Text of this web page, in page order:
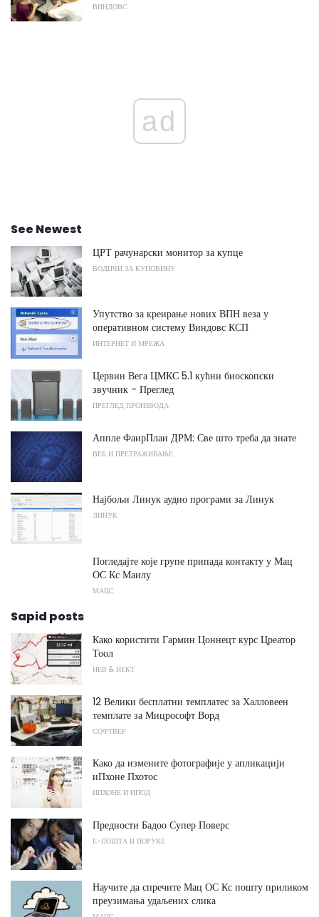
ВИНДОВС
ad
See Newest
ЦРТ рачунарски монитор за купце
ВОДИЧИ ЗА КУПОВИНУ
Упутство за креирање нових ВПН веза у
оперативном систему Виндовс КСП
ИНТЕРНЕТ И МРЕЖА
Цервин Вега ЦМКС 5.1 кућни биоскопски
звучник - Преглед
ПРЕГЛЕД ПРОИЗВОДА
Аппле ФаирПлаи ДРМ: Све што треба да знате
ВЕБ И ПРЕТРАЖИВАЊЕ
Најбољи Линук аудио програми за Линук
ЛИНУК
Погледајте које групе припада контакту у Мац
ОС Кс Маилу
МАЦС
Sapid posts
Како користити Гармин Цоннецт курс Цреатор
Тоол
НЕВ & НЕКТ
12 Велики бесплатни темплатес за Халловеен
темплате за Мицрософт Ворд
СОФТВЕР
Како да измените фотографије у апликацији
иПхоне Пхотос
ИПХОНЕ И ИПОД
Предности Бадоо Супер Поверс
Е-ПОШТА И ПОРУКЕ
Научите да спречите Мац ОС Кс пошту приликом
преузимања удаљених слика